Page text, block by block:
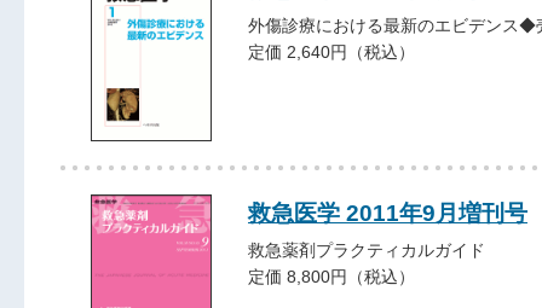
外傷診療における最新のエビデンス
定価 2,640円（税込）
救急医学 2011年9月増刊号
救急薬剤プラクティカルガイド
定価 8,800円（税込）